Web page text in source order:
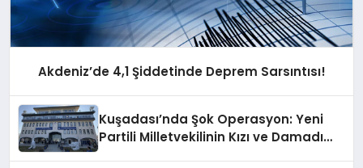
Akdeniz’de 4,1 Şiddetinde Deprem Sarsıntısı!
Kuşadası’nda Şok Operasyon: Yeni
Partili Milletvekilinin Kızı ve Damadı